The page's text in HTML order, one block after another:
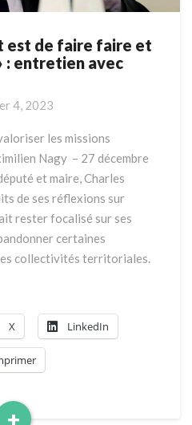
est de faire faire et
: entretien avec
4, 2023
les missions
Nagy – 27 décembre
et maire, Charles
de ses réflexions sur
rester focalisé sur ses
certaines
collectivités territoriales.
+
X LinkedIn